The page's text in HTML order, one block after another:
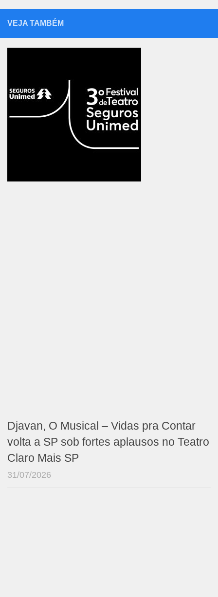
VEJA TAMBÉM
Djavan, O Musical – Vidas pra Contar
volta a SP sob fortes aplausos no Teatro
Claro Mais SP
31/07/2026